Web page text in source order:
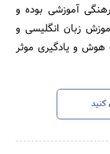
آموزشی بوده و
زبان انگلیسی و
هوش و یادگیری موثر
کنید